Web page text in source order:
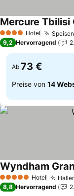
4 Sterne Hotel
Mercure Tbilisi
9,2 Hervorragend
Ab 73 €
Preise von 14
5 Sterne Hotel
Wyndham
8,8 Hervorragend